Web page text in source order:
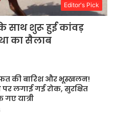
Editor's Pick
शुरू हुई कांवड़
का सैलाब
की बारिश और भूस्खलन!
पर लगाई गई रोक, सुरक्षित
गए यात्री